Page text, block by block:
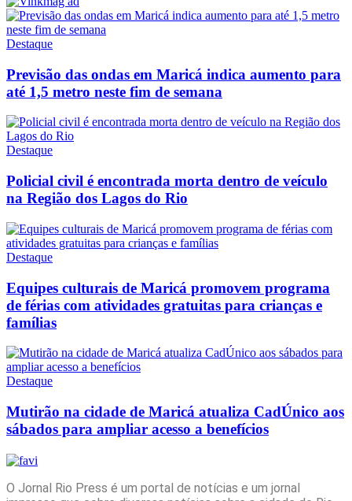
Destaque
Previsão das ondas em Maricá indica aumento para
até 1,5 metro neste fim de semana
Destaque
Policial civil é encontrada morta dentro de veículo
na Região dos Lagos do Rio
Destaque
Equipes culturais de Maricá promovem programa
de férias com atividades gratuitas para crianças e
famílias
Destaque
Mutirão na cidade de Maricá atualiza CadÚnico aos
sábados para ampliar acesso a benefícios
O Jornal Rio Press é um portal de notícias e um jornal